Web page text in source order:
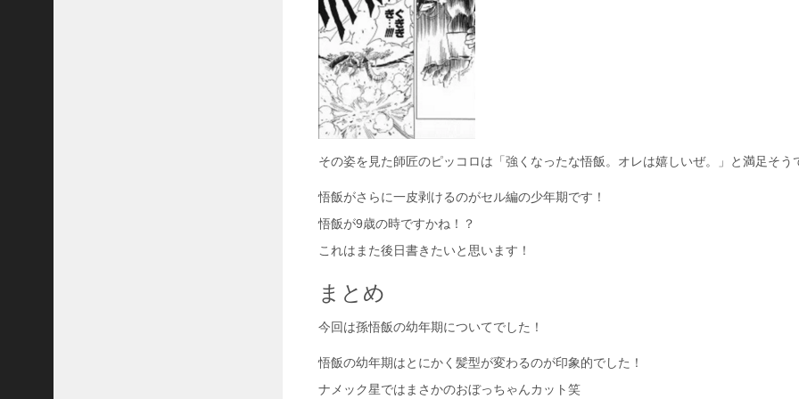
その姿を見た師匠のピッコロは「強くなったな悟飯。オレは嬉しいぜ。」と満足そう
悟飯がさらに一皮剥けるのがセル編の少年期です！
悟飯が9歳の時ですかね！？
これはまた後日書きたいと思います！
まとめ
今回は孫悟飯の幼年期についてでした！
悟飯の幼年期はとにかく髪型が変わるのが印象的でした！
ナメック星ではまさかのおぼっちゃんカット笑